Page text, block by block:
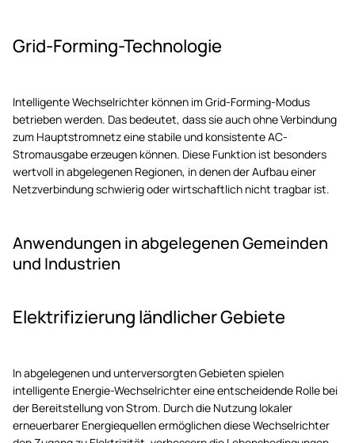
Grid-Forming-Technologie
Intelligente Wechselrichter können im Grid-Forming-Modus
betrieben werden. Das bedeutet, dass sie auch ohne Verbindung
zum Hauptstromnetz eine stabile und konsistente AC-
Stromausgabe erzeugen können. Diese Funktion ist besonders
wertvoll in abgelegenen Regionen, in denen der Aufbau einer
Netzverbindung schwierig oder wirtschaftlich nicht tragbar ist.
Anwendungen in abgelegenen Gemeinden
und Industrien
Elektrifizierung ländlicher Gebiete
In abgelegenen und unterversorgten Gebieten spielen
intelligente Energie-Wechselrichter eine entscheidende Rolle bei
der Bereitstellung von Strom. Durch die Nutzung lokaler
erneuerbarer Energiequellen ermöglichen diese Wechselrichter